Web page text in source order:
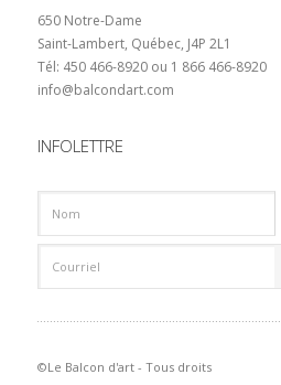
650 Notre-Dame
Saint-Lambert, Québec, J4P 2L1
Tél: 450 466-8920 ou 1 866 466-8920
info@balcondart.com
INFOLETTRE
©Le Balcon d'art - Tous droits